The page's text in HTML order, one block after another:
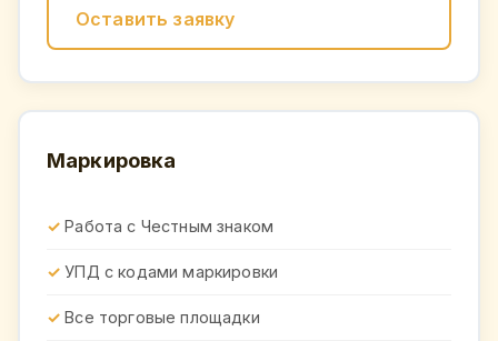
Оставить заявку
Маркировка
Работа с Честным знаком
УПД с кодами маркировки
Все торговые площадки